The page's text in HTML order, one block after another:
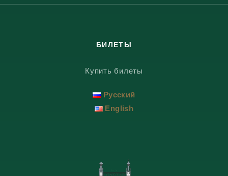
БИЛЕТЫ
Купить билеты
Русский
English